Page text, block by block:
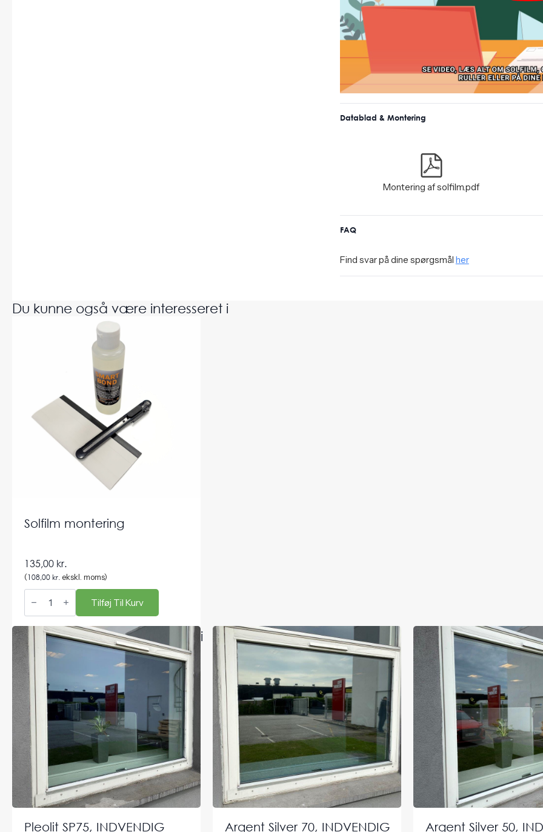
Datablad & Montering
Montering af solfilm.pdf
FAQ
Find svar på dine spørgsmål her
Du kunne også være interesseret i
Solfilm montering
135,00 kr.
(108,00 kr. ekskl. moms)
Solfilm
montering Tilføj Til Kurv
Andre varer i samme kategori
Pleolit SP75, INDVENDIG Argent Silver 70, INDVENDIG Argent Silver 50,